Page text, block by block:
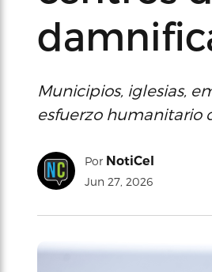
Municipios, iglesias,
esfuerzo humanitario
Por NotiCel
Jun 27, 2026